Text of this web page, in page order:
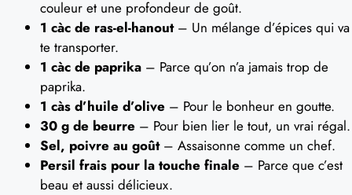
couleur et une profondeur de goût.
1 càc de ras-el-hanout– Un mélange d’épices qui va
te transporter.
1 càc de paprika – Parce qu’on n’a jamais trop de
paprika.
1 càs d’huile d’olive – Pour le bonheur en goutte.
30 g de beurre – Pour bien lier le tout, un vrai régal.
Sel, poivre au goût– Assaisonne comme un chef.
Persil frais pour la touche finale – Parce que c’est
beau et aussi délicieux.